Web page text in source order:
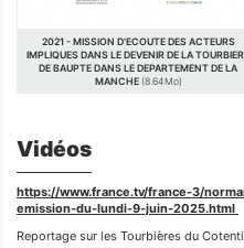
2021 - MISSION D'ECOUTE DES ACTEURS
IMPLIQUES DANS LE DEVENIR DE LA
DE BAUPTE DANS LE DEPARTEMENT DE LA
MANCHE(8.64Mo)
Vidéos
https://www.france.tv/france-3/
emission-du-lundi-9-juin-2025.html
Reportage sur les Tourbières du